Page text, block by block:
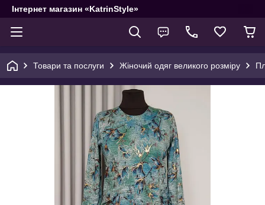
Інтернет магазин «KatrinStyle»
Товари та послуги Жіночий одяг великого розміру